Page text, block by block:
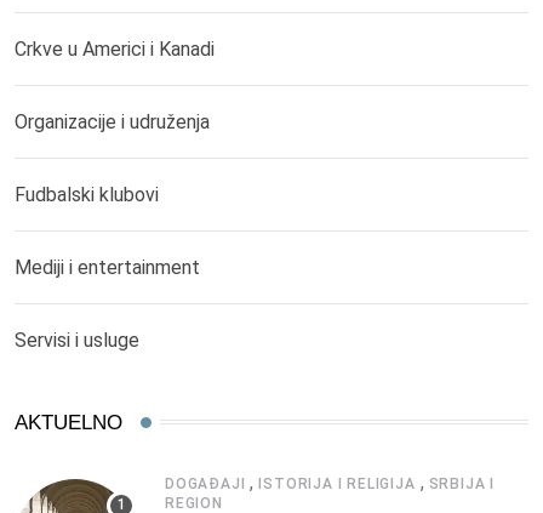
Crkve u Americi i Kanadi
Organizacije i udruženja
Fudbalski klubovi
Mediji i entertainment
Servisi i usluge
AKTUELNO
DOGAĐAJI ,ISTORIJA I RELIGIJA , SRBIJA I
REGION